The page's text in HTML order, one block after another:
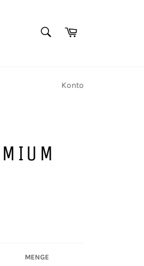
Warenkorb
Konto
MENGE